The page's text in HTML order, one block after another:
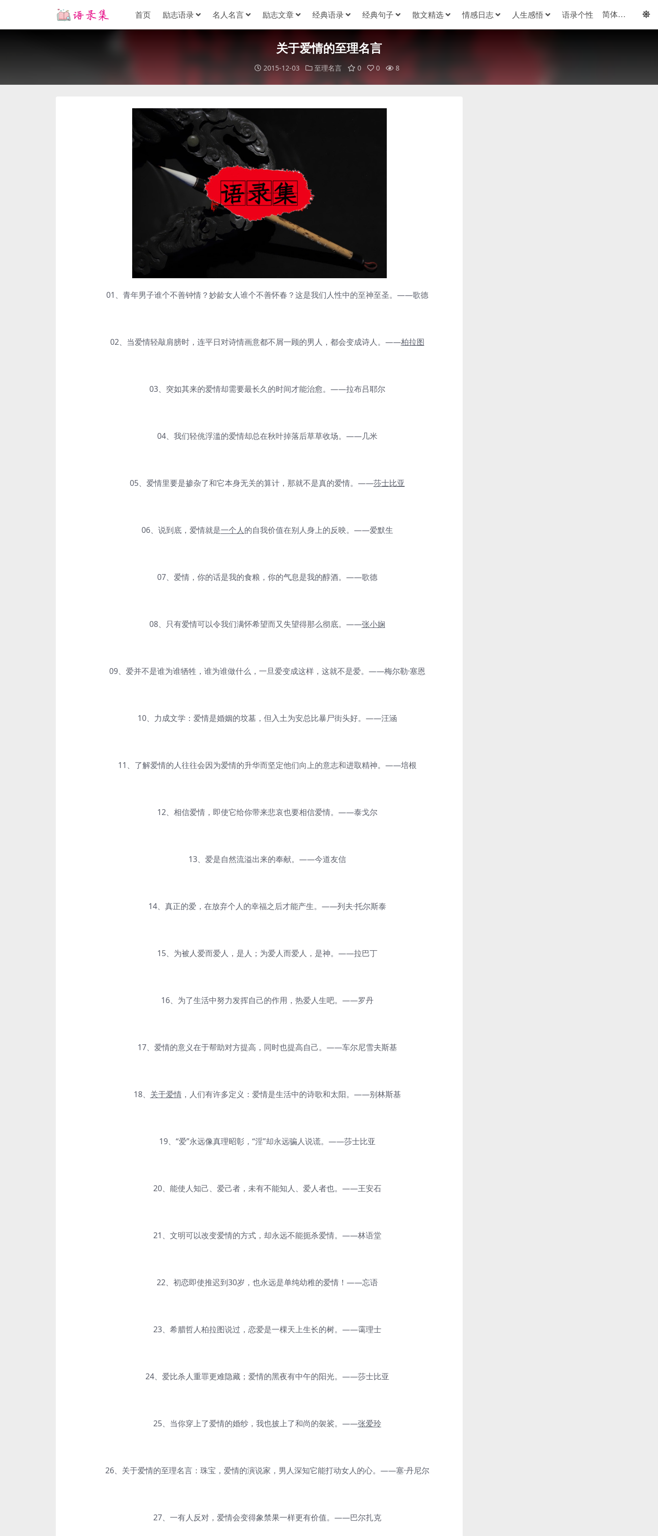
首页 励志语录 名人名言 励志文章 经典语录 经典句子 散文精选 情感日志 人生感悟 语录个性
关于爱情的至理名言
2015-12-03 至理名言 0 0 8
01、青年男子谁个不善钟情？妙龄女人谁个不善怀春？这是我们人性中的至神至圣。——歌德
02、当爱情轻敲肩膀时，连平日对诗情画意都不屑一顾的男人，都会变成诗人。——柏拉图
03、突如其来的爱情却需要最长久的时间才能治愈。——拉布吕耶尔
04、我们轻佻浮滥的爱情却总在秋叶掉落后草草收场。——几米
05、爱情里要是掺杂了和它本身无关的算计，那就不是真的爱情。——莎士比亚
06、说到底，爱情就是一个人的自我价值在别人身上的反映。——爱默生
07、爱情，你的话是我的食粮，你的气息是我的醇酒。——歌德
08、只有爱情可以令我们满怀希望而又失望得那么彻底。——张小娴
09、爱并不是谁为谁牺牲，谁为谁做什么，一旦爱变成这样，这就不是爱。——梅尔勒·塞恩
10、力成文学：爱情是婚姻的坟墓，但入土为安总比暴尸街头好。——汪涵
11、了解爱情的人往往会因为爱情的升华而坚定他们向上的意志和进取精神。——培根
12、相信爱情，即使它给你带来悲哀也要相信爱情。——泰戈尔
13、爱是自然流溢出来的奉献。——今道友信
14、真正的爱，在放弃个人的幸福之后才能产生。——列夫·托尔斯泰
15、为被人爱而爱人，是人；为爱人而爱人，是神。——拉巴丁
16、为了生活中努力发挥自己的作用，热爱人生吧。——罗丹
17、爱情的意义在于帮助对方提高，同时也提高自己。——车尔尼雪夫斯基
18、 关于爱情，人们有许多定义：爱情是生活中的诗歌和太阳。——别林斯基
19、“爱”永远像真理昭彰，“淫”却永远骗人说谎。——莎士比亚
20、能使人知己、爱己者，未有不能知人、爱人者也。——王安石
21、文明可以改变爱情的方式，却永远不能扼杀爱情。——林语堂
22、初恋即使推迟到30岁，也永远是单纯幼稚的爱情！——忘语
23、希腊哲人柏拉图说过，恋爱是一棵天上生长的树。——霭理士
24、爱比杀人重罪更难隐藏；爱情的黑夜有中午的阳光。——莎士比亚
25、当你穿上了爱情的婚纱，我也披上了和尚的袈裟。——张爱玲
26、关于爱情的至理名言：珠宝，爱情的演说家，男人深知它能打动女人的心。——塞·丹尼尔
27、一有人反对，爱情会变得象禁果一样更有价值。——巴尔扎克